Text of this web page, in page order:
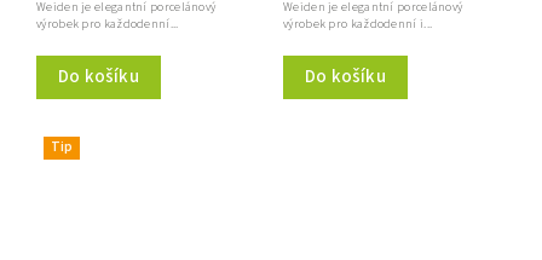
Do košíku
Weiden je elegantní porcelánový
výrobek pro každodenní...
Do košíku
Weiden je elegantní porcelánový
výrobek pro každodenní i...
Tip